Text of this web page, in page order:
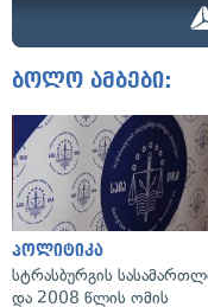
ბოლო ამბები:
პოლიტიკა
სტრასბურგის
და 2008 წლის ომის